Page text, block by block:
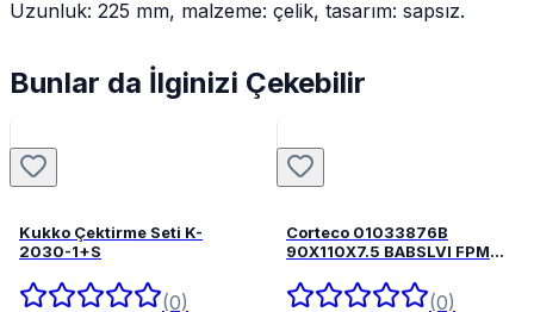
Uzunluk: 225 mm, malzeme: çelik, tasarım: sapsız.
Bunlar da İlginizi Çekebilir
Kukko Çektirme Seti K-
2030-1+S
(0)
Corteco 01033876B
90X110X7.5 BABSLVI FPM
(0)